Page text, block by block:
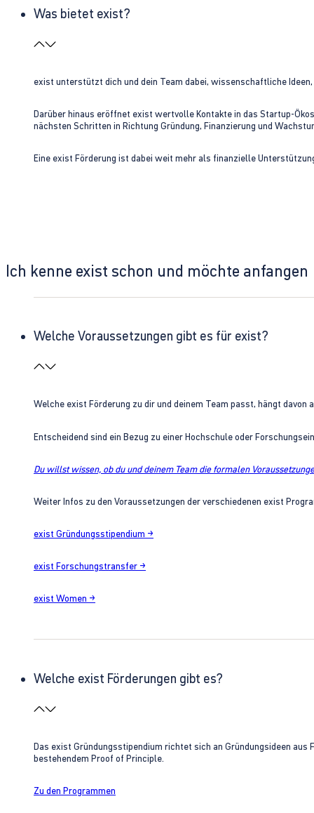
Was bietet exist?
exist unterstützt dich und dein Team dabei, wissenschaftliche
Darüber hinaus eröffnet exist wertvolle Kontakte in das Startup-
nächsten Schritten in Richtung Gründung, Finanzierung und
Eine exist Förderung ist dabei weit mehr als finanzielle
Ich kenne exist schon und möchte anfangen
Welche Voraussetzungen gibt es für exist?
Welche exist Förderung zu dir und deinem Team passt, hängt
Entscheidend sind ein Bezug zu einer Hochschule oder
Du willst wissen, ob du und deinem Team die formalen
Weiter Infos zu den Voraussetzungen der verschiedenen exist
exist Gründungsstipendium →
exist Forschungstransfer →
exist Women →
Welche exist Förderungen gibt es?
Das exist Gründungsstipendium richtet sich an Gründungsideen
bestehendem Proof of Principle.
Zu den Programmen